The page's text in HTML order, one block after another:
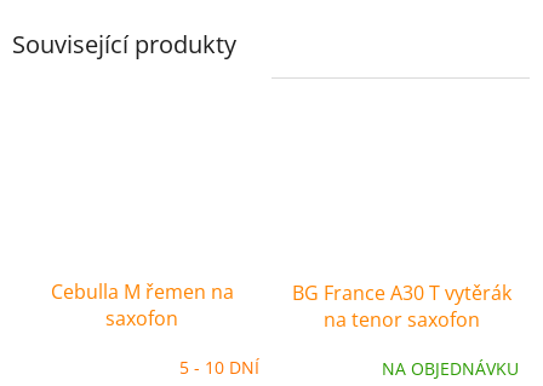
Související produkty
Cebulla M řemen na
saxofon
5 - 10 DNÍ
BG France A30 T vytěrák
na tenor saxofon
NA OBJEDNÁVKU